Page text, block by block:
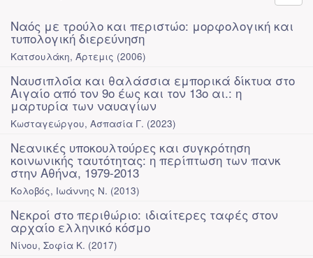
Ναός με τρούλο και περιστώο: μορφολογική και
τυπολογική διερεύνηση
Κατσουλάκη, Άρτεμις (2006)
Ναυσιπλοΐα και θαλάσσια εμπορικά δίκτυα στο
Αιγαίο από τον 9ο έως και τον 13ο αι.: η
μαρτυρία των ναυαγίων
Κωσταγεώργου, Ασπασία Γ. (2023)
Νεανικές υποκουλτούρες και συγκρότηση
κοινωνικής ταυτότητας: η περίπτωση των πανκ
στην Αθήνα, 1979-2013
Κολοβός, Ιωάννης Ν. (2013)
Νεκροί στο περιθώριο: ιδιαίτερες ταφές στον
αρχαίο ελληνικό κόσμο
Νίνου, Σοφία Κ. (2017)